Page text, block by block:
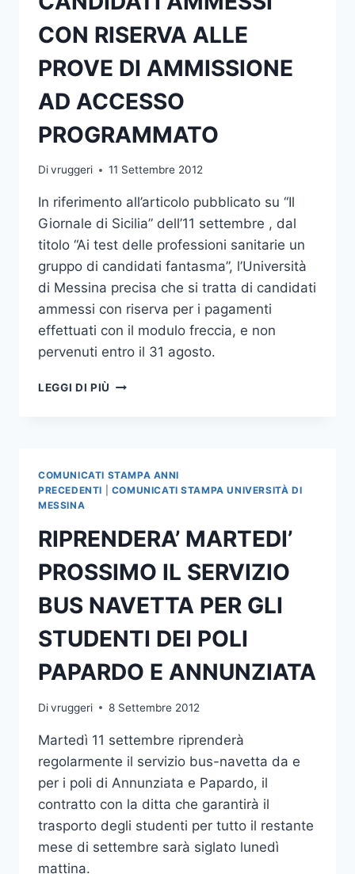
CON RISERVA ALLE
PROVE DI AMMISSIONE
AD ACCESSO
PROGRAMMATO
Divruggeri 11 Settembre 2012
In riferimento all’articolo pubblicato su “Il
Giornale di Sicilia” dell’11 settembre , dal
titolo “Ai test delle professioni sanitarie un
gruppo di candidati fantasma”, l’Università
di Messina precisa che si tratta di candidati
ammessi con riserva per i pagamenti
effettuati con il modulo freccia, e non
pervenuti entro il 31 agosto.
LEGGI DI PIÙ NESSUN
CON
PROVE
DI
AMMISSIONE
AD
ACCESSO
PROGRAMMATO
COMUNICATI STAMPA ANNI
PRECEDENTI
COMUNICATI STAMPA UNIVERSITÀ DI
MESSINA
RIPRENDERA’ MARTEDI’
PROSSIMO IL SERVIZIO
BUS NAVETTA PER GLI
STUDENTI DEI POLI
PAPARDO E ANNUNZIATA
Divruggeri 8 Settembre 2012
Martedì 11 settembre riprenderà
regolarmente il servizio bus-navetta da e
per i poli di Annunziata e Papardo, il
contratto con la ditta che garantirà il
trasporto degli studenti per tutto il restante
mese di settembre sarà siglato lunedì
mattina.